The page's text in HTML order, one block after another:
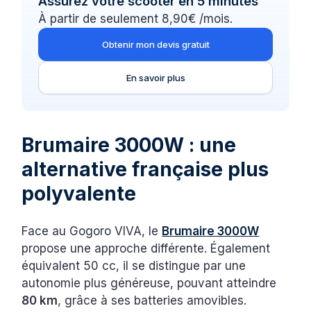
À partir de seulement 8,90€ /mois.
Obtenir mon devis gratuit
En savoir plus
Brumaire 3000W : une
alternative française plus
polyvalente
Face au Gogoro VIVA, le Brumaire 3000W
propose une approche différente. Également
équivalent 50 cc, il se distingue par une
autonomie plus généreuse, pouvant atteindre
80 km, grâce à ses batteries amovibles.